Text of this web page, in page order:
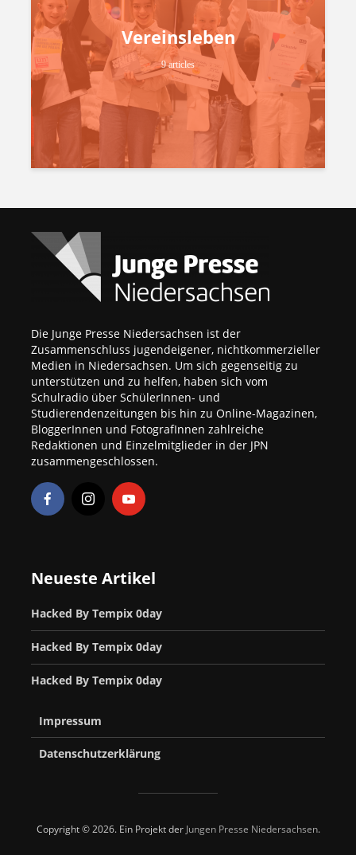
Vereinsleben
9 articles
Die Junge Presse Niedersachsen ist der
Zusammenschluss jugendeigener, nichtkommerzieller
Medien in Niedersachsen. Um sich gegenseitig zu
unterstützen und zu helfen, haben sich vom
Schulradio über SchülerInnen- und
Studierendenzeitungen bis hin zu Online-Magazinen,
BloggerInnen und FotografInnen zahlreiche
Redaktionen und Einzelmitglieder in der JPN
zusammengeschlossen.
Neueste Artikel
Hacked By Tempix 0day
Hacked By Tempix 0day
Hacked By Tempix 0day
Impressum
Datenschutzerklärung
Copyright © 2026. Ein Projekt der Jungen Presse Niedersachsen.